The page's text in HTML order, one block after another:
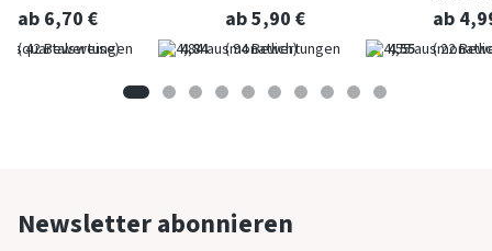
ab 6,70 €
(quartalsweise) 4,84
ab 5,90 €
(monatlich) 4,55
ab
Newsletter abonnieren